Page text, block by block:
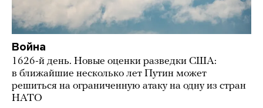
Война
1626-й день. Новые оценки разведки США:
в ближайшие несколько лет Путин может
решиться на ограниченную атаку на одну из стран
НАТО